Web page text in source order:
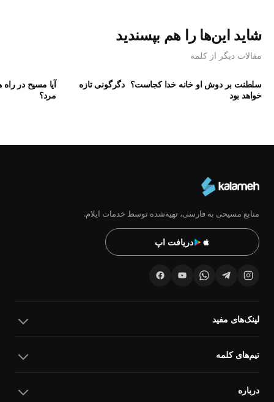
شاید این‌ها را هم بپسندید
مقالات دیگر از کلمه
سلطنت بر دوش او
خواهد بود
خانه خدا کجاست؟ دگرگونی تازه
آیا مسیح در راه
مرد؟
منابع مسیحی به فارسی، تهیه‌شده توسط خدمات ایلام.
دریافت اپ
لینک‌های مفید
تیم‌های کلمه
درباره